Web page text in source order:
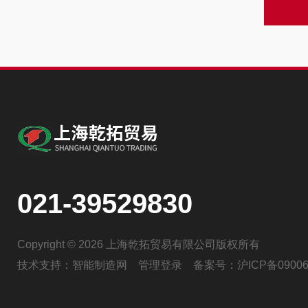
021-39529830
Copyright © 2026 上海乾拓贸易有限公司版权所有
技术支持： 智能制造网 管理登录 备案号： 沪ICP备